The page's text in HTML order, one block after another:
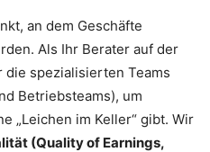
an dem Geschäfte
Als Ihr Berater auf der
spezialisierten Teams
Betriebsteams), um
„Leichen im Keller“ gibt. Wir
(Quality of Earnings,